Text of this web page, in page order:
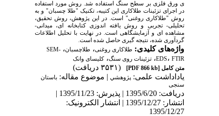
ی ورق فلزی بر سطح سنگ استفاده شد. روش مورد استفاده
در اجرای تزئینات طلاکاری این کتیبه، تکنیک "طلا چسبان" و به
روش "طلاکاری روغنی" است. در این پژوهش، روش تحقیق،
تحلیلی- تجربی و روش یافته اندوزی کتابخانه ای، میدانی-
مشاهده ای و آزمایشگاهی است. در نهایت با تحلیل اطلاعات
گردآوری شده، نتیجه گیری حاصل شده است.
واژه‌های کلیدی: طلاکاری روغنی، طلاچسبان، SEM-
EDS،FTIR ، تزئینات روی سنگ، کلیسای وانک
متن کامل [PDF 866 kb]
(۳۵۳۱ دریافت)
یاداداشت علمی: پژوهشي| موضوع مقاله: باستان
سنجی
دریافت: 1395/6/20 | پذیرش: 1395/11/23 |
انتشار: 1395/12/27 | انتشار الکترونیک:
1395/12/27